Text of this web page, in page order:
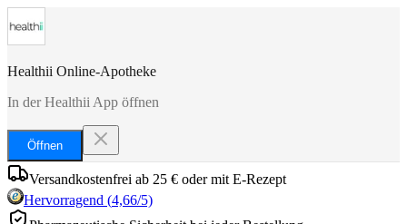
Healthii Online-Apotheke
In der Healthii App öffnen
Öffnen
Versandkostenfrei ab 25 € oder mit E-Rezept
Hervorragend (4,66/5)